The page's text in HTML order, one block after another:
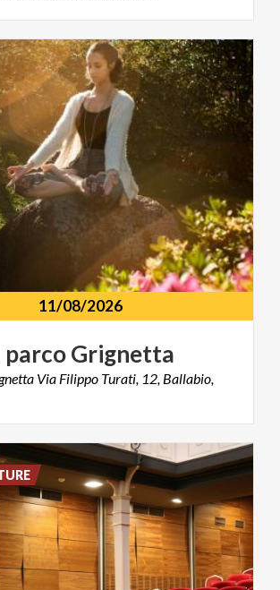
11/08/2026
parcoGrignetta
Via Filippo Turati, 12, Ballabio,